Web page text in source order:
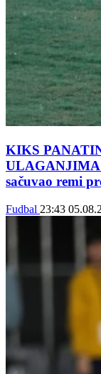
KIKS
sačuvao remi
Fudbal 23:43